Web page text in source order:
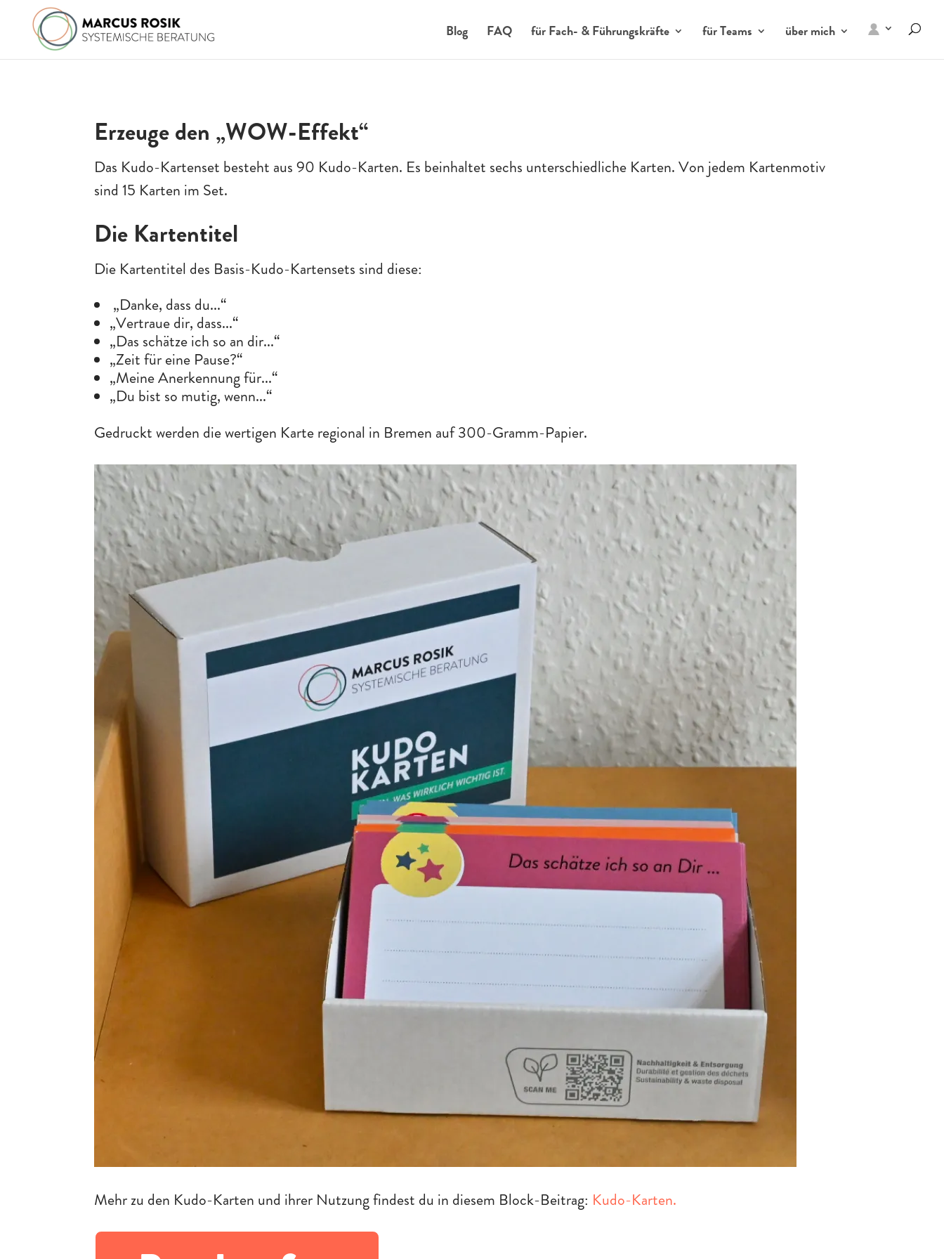
Blog FAQ für Fach- & Führungskräfte für Teams über mich
Erzeuge den „WOW-Effekt“
Das Kudo-Kartenset besteht aus 90 Kudo-Karten. Es beinhaltet sechs unterschiedliche Karten. Von jedem Kartenmotiv
sind 15 Karten im Set.
Die Kartentitel
Die Kartentitel des Basis-Kudo-Kartensets sind diese:
„Danke, dass du...“
„Vertraue dir, dass...“
„Das schätze ich so an dir...“
„Zeit für eine Pause?“
„Meine Anerkennung für...“
„Du bist so mutig, wenn...“
Gedruckt werden die wertigen Karte regional in Bremen auf 300-Gramm-Papier.
Mehr zu den Kudo-Karten und ihrer Nutzung findest du in diesem Block-Beitrag: Kudo-Karten.